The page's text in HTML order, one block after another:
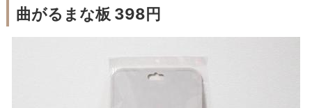
曲がるまな板 398円